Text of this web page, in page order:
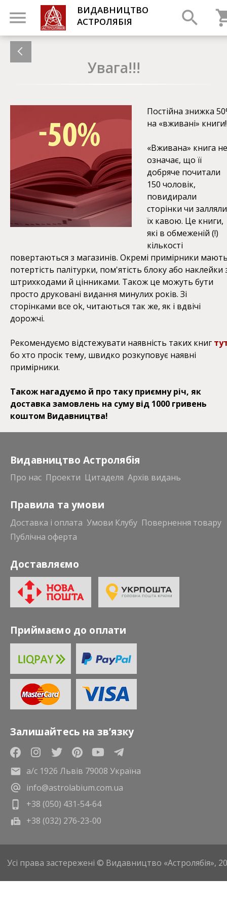
ВИДАВНИЦТВО
АСТРОЛЯБІЯ
Увага!!!
Постійна знижка
на «вживані»
«Вживана» книга не
означає, що її
добряче почитали
150 чоловік,
повидирали
сторінки чи залляли
їх кавою. Це книги,
які в обмеженій (!)
кількості
повертаються з магазинів. Окремі примірники
потертість палітурки, пом'ятість блоку або наклейки
штрихкодами й цінниками. Також це можуть бути
просто друковані видання минулих років. Зі
сторінками все ok, читаються так же, як і вдвічі
дорожчі.
Рекомендуємо відстежувати наявність таких книг
бо хто просік тему, швидко розкуповує наявні
примірники.
Також нагадуємо й про таку приємну річ, як
доставка замовлень на суму від 1000 гривень
коштом Видавництва!
Видавництво Астролябія
Про нас Проекти Цитаделя Архів видань
Правила та умови
Доставка і оплата Умови Клубу Повернення товару
Публічна оферта
Доставляємо
Приймаємо до оплати
Залишайтесь на зв’язку
а/с 1926 Львів 79008 Україна
info@astrolabium.com.ua
+38 (050) 431-54-64
+38 (032) 276-23-00
Усі права застережені © Видавництво «Астролябія»,